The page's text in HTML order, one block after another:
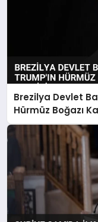
Brezilya Devlet
Hürmüz Boğazı